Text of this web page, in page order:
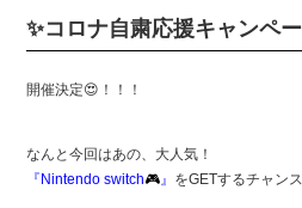
✨コロナ自粛応援キャンペ
開催決定😍！！！
なんと今回はあの、大人気！
『Nintendo switch🎮』 をGETするチャン